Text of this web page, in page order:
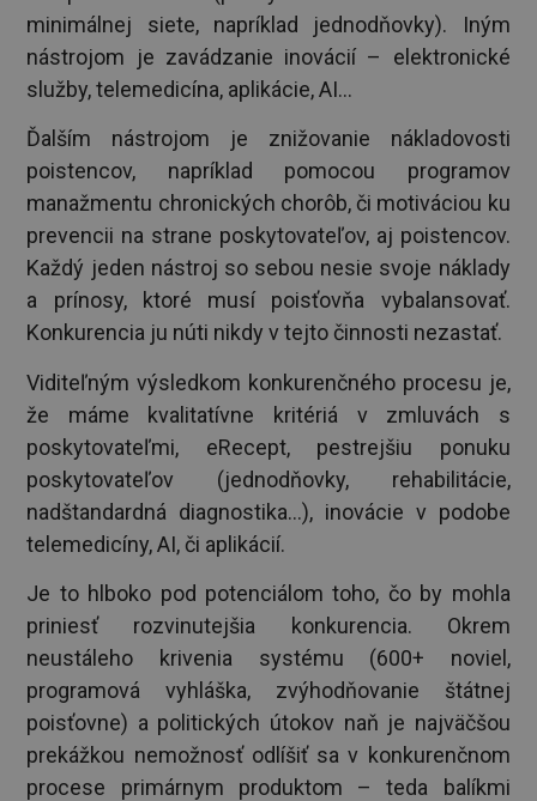
minimálnej siete, napríklad jednodňovky). Iným
nástrojom je zavádzanie inovácií – elektronické
služby, telemedicína, aplikácie, AI...
Ďalším nástrojom je znižovanie nákladovosti
poistencov, napríklad pomocou programov
manažmentu chronických chorôb, či motiváciou ku
prevencii na strane poskytovateľov, aj poistencov.
Každý jeden nástroj so sebou nesie svoje náklady
a prínosy, ktoré musí poisťovňa vybalansovať.
Konkurencia ju núti nikdy v tejto činnosti nezastať.
Viditeľným výsledkom konkurenčného procesu je,
že máme kvalitatívne kritériá v zmluvách s
poskytovateľmi, eRecept, pestrejšiu ponuku
poskytovateľov (jednodňovky, rehabilitácie,
nadštandardná diagnostika...), inovácie v podobe
telemedicíny, AI, či aplikácií.
Je to hlboko pod potenciálom toho, čo by mohla
priniesť rozvinutejšia konkurencia. Okrem
neustáleho krivenia systému (600+ noviel,
programová vyhláška, zvýhodňovanie štátnej
poisťovne) a politických útokov naň je najväčšou
prekážkou nemožnosť odlíšiť sa v konkurenčnom
procese primárnym produktom – teda balíkmi